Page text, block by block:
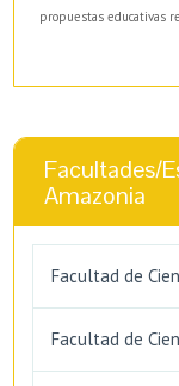
propuestas educativas
Facultades/
Amazonia
Facultad de
Facultad de